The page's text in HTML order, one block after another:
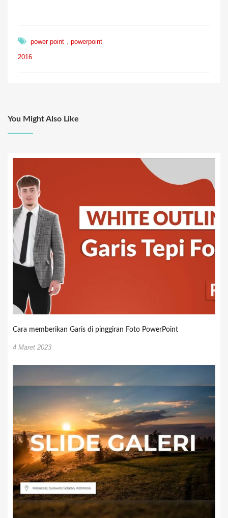
power point , powerpoint
2016
You Might Also Like
Cara memberikan Garis di pinggiran Foto PowerPoint
4 Maret 2023